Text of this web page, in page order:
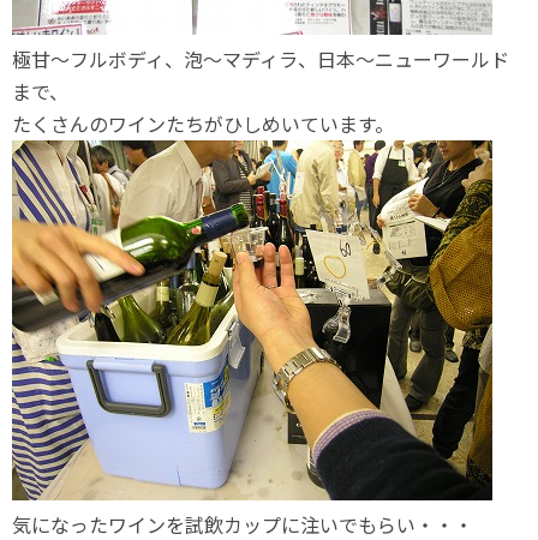
極甘～フルボディ、泡～マディラ、日本～ニューワールド
まで、
たくさんのワインたちがひしめいています。
気になったワインを試飲カップに注いでもらい・・・